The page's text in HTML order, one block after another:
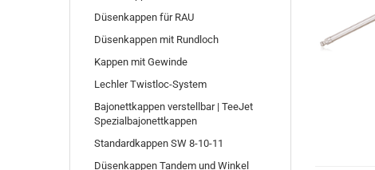
Düsenkappen für RAU
Düsenkappen mit Rundloch
Kappen mit Gewinde
Lechler Twistloc-System
Bajonettkappen verstellbar | TeeJet
Spezialbajonettkappen
Standardkappen SW 8-10-11
Düsenkappen Tandem und Winkel